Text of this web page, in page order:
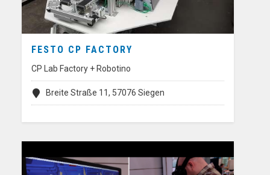
FESTO CP FACTORY
CP Lab Factory + Robotino
Breite Straße 11, 57076 Siegen